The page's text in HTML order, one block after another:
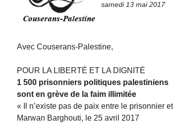
samedi 13 mai 2017
Avec Couserans-Palestine,
POUR LA LIBERTÉ ET LA DIGNITÉ
1 500 prisonniers politiques palestiniens
sont en grève de la faim illimitée
« Il n’existe pas de paix entre le prisonnier
Marwan Barghouti, le 25 avril 2017